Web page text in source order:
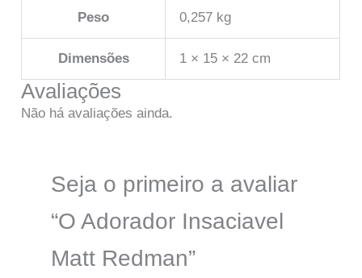
Peso 0,257 kg
Dimensões 1 × 15 × 22 cm
Avaliações
Não há avaliações ainda.
Seja o primeiro a avaliar
“O Adorador Insaciavel
Matt Redman”